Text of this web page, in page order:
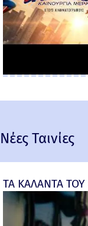
Νέες Ταινίες
ΤΑ ΚΑΛΑΝΤΑ ΤΟΥ